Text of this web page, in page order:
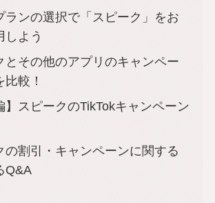
ランの選択で「スピーク」をお
しよう
とその他のアプリのキャンペー
比較！
】スピークのTikTokキャンペーン
の割引・キャンペーンに関する
Q&A